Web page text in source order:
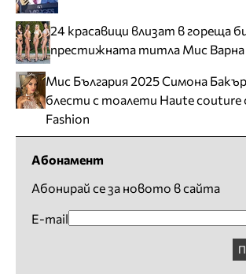
24 красавици влизат в гореща
престижната титла Мис Варна
Мис България 2025 Симона
блести с тоалети Haute couture
Fashion
Абонамент
Абонирай се за новото в сайта
E-mail